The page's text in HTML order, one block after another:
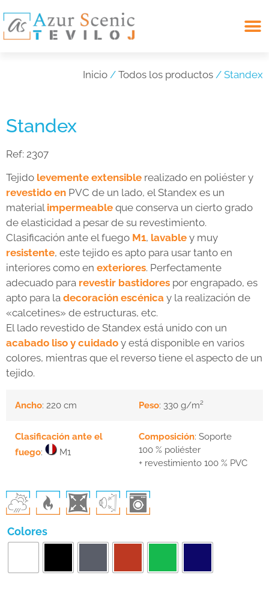
Inicio / Todos los productos / Standex
Standex
Ref: 2307
Tejido levemente extensible realizado en poliéster y
revestido en PVC de un lado, el Standex es un
material impermeable que conserva un cierto grado
de elasticidad a pesar de su revestimiento.
Clasificación ante el fuego M1, lavable y muy
resistente, este tejido es apto para usar tanto en
interiores como en exteriores. Perfectamente
adecuado para revestir bastidores por engrapado, es
apto para la decoración escénica y la realización de
«calcetines» de estructuras, etc.
El lado revestido de Standex está unido con un
acabado liso y cuidado y está disponible en varios
colores, mientras que el reverso tiene el aspecto de un
tejido.
Ancho: 220 cm Peso: 330 g/m²
Clasificación ante el
fuego: M1
Composición: Soporte
100 % poliéster
+ revestimiento 100 % PVC
Colores